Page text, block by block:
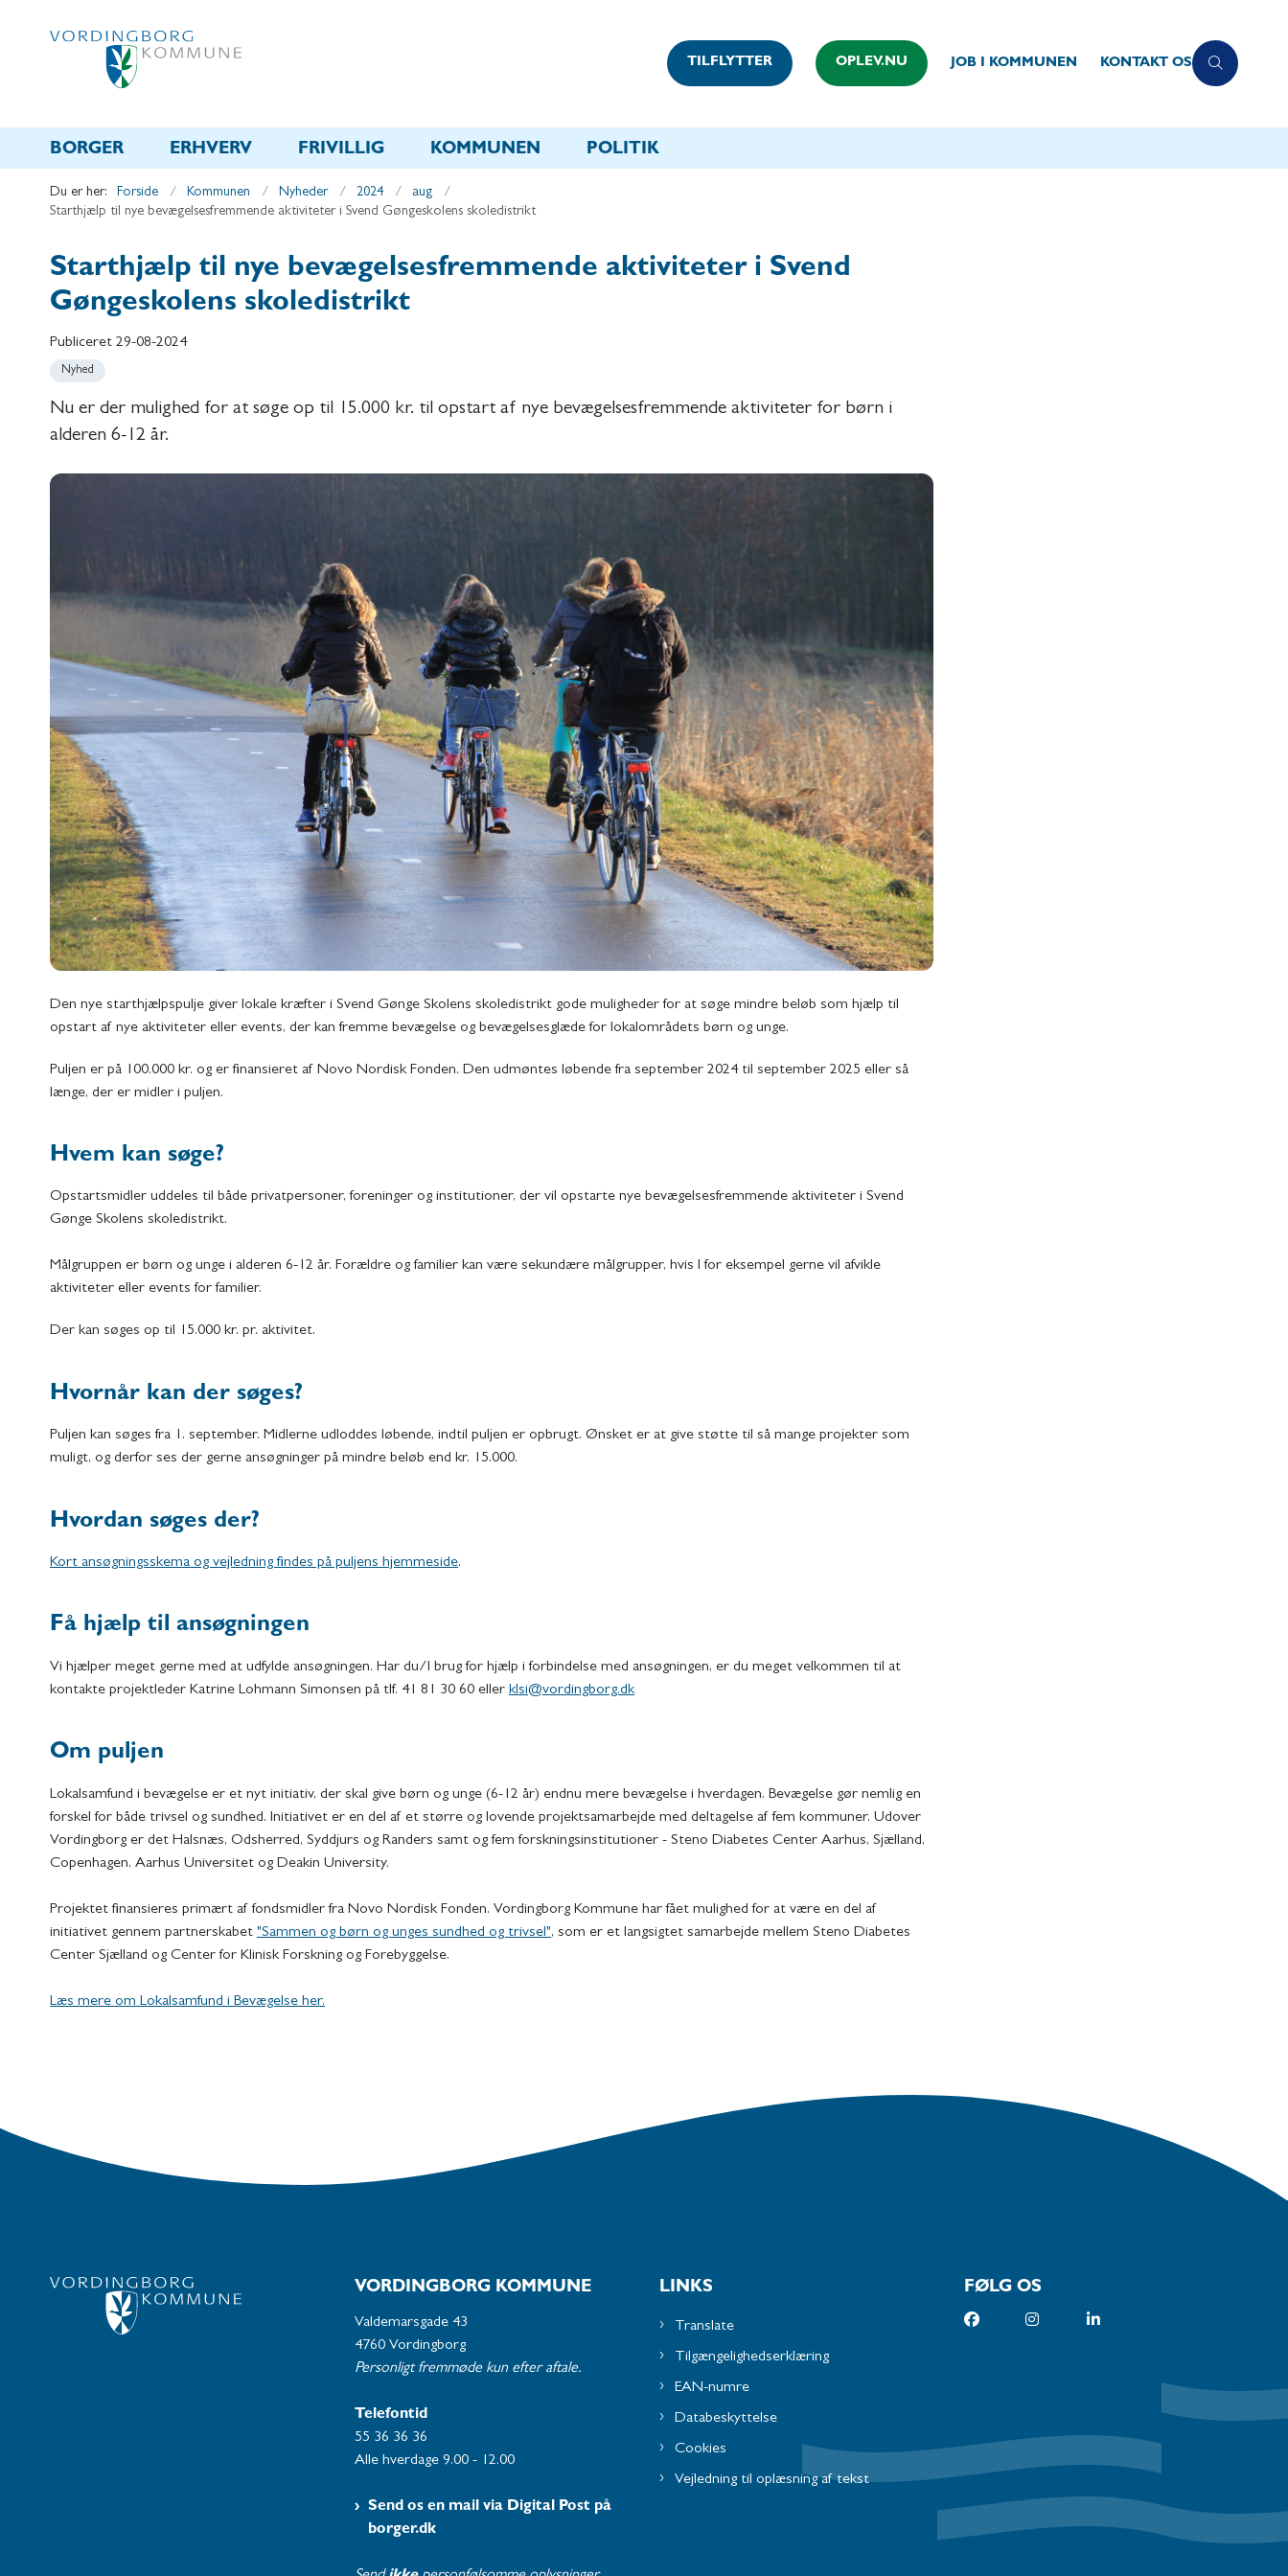
TILFLYTTER OPLEV.NU JOB I KOMMUNEN KONTAKT OS
BORGER ERHVERV FRIVILLIG KOMMUNEN POLITIK
Du er her: Forside Kommunen Nyheder 2024
aug
Starthjælp til nye bevægelsesfremmende aktiviteter i Svend Gøngeskolens skoledistrikt
Starthjælp til nye bevægelsesfremmende aktiviteter i Svend
Gøngeskolens skoledistrikt
Publiceret 29-08-2024
Nyhed
Nu er der mulighed for at søge op til 15.000 kr. til opstart af nye bevægelsesfremmende aktiviteter for børn i
alderen 6-12 år.
Den nye starthjælpspulje giver lokale kræfter i Svend Gønge Skolens skoledistrikt gode muligheder for at søge mindre beløb som hjælp til
opstart af nye aktiviteter eller events, der kan fremme bevægelse og bevægelsesglæde for lokalområdets børn og unge.
Puljen er på 100.000 kr. og er finansieret af Novo Nordisk Fonden. Den udmøntes løbende fra september 2024 til september 2025 eller så
længe, der er midler i puljen.
Hvem kan søge?
Opstartsmidler uddeles til både privatpersoner, foreninger og institutioner, der vil opstarte nye bevægelsesfremmende aktiviteter i Svend
Gønge Skolens skoledistrikt.
Målgruppen er børn og unge i alderen 6-12 år. Forældre og familier kan være sekundære målgrupper, hvis I for eksempel gerne vil afvikle
aktiviteter eller events for familier.
Der kan søges op til 15.000 kr. pr. aktivitet.
Hvornår kan der søges?
Puljen kan søges fra 1. september. Midlerne udloddes løbende, indtil puljen er opbrugt. Ønsket er at give støtte til så mange projekter som
muligt, og derfor ses der gerne ansøgninger på mindre beløb end kr. 15.000.
Hvordan søges der?
Kort ansøgningsskema og vejledning findes på puljens hjemmeside.
Få hjælp til ansøgningen
Vi hjælper meget gerne med at udfylde ansøgningen. Har du/I brug for hjælp i forbindelse med ansøgningen, er du meget velkommen til at
kontakte projektleder Katrine Lohmann Simonsen på tlf. 41 81 30 60 eller klsi@vordingborg.dk
Om puljen
Lokalsamfund i bevægelse er et nyt initiativ, der skal give børn og unge (6-12 år) endnu mere bevægelse i hverdagen. Bevægelse gør nemlig en
forskel for både trivsel og sundhed. Initiativet er en del af et større og lovende projektsamarbejde med deltagelse af fem kommuner. Udover
Vordingborg er det Halsnæs, Odsherred, Syddjurs og Randers samt og fem forskningsinstitutioner - Steno Diabetes Center Aarhus, Sjælland,
Copenhagen, Aarhus Universitet og Deakin University.
Projektet finansieres primært af fondsmidler fra Novo Nordisk Fonden. Vordingborg Kommune har fået mulighed for at være en del af
initiativet gennem partnerskabet "Sammen og børn og unges sundhed og trivsel", som er et langsigtet samarbejde mellem Steno Diabetes
Center Sjælland og Center for Klinisk Forskning og Forebyggelse.
Læs mere om Lokalsamfund i Bevægelse her.
VORDINGBORG KOMMUNE
Valdemarsgade 43
4760 Vordingborg
Personligt fremmøde kun efter aftale.
Telefontid
55 36 36 36
Alle hverdage 9.00 - 12.00
Send os en mail via Digital Post på
borger.dk
LINKS
Translate
Tilgængelighedserklæring
EAN-numre
Databeskyttelse
Cookies
Vejledning til oplæsning af tekst
FØLG OS